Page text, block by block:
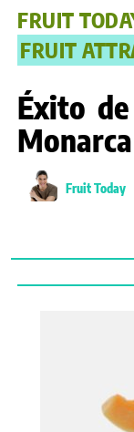
FRUIT
FRUIT
Éxito
Monarca
Fruit Today